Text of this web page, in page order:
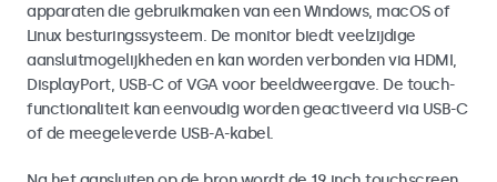
apparaten die gebruikmaken van een Windows, macOS of
Linux besturingssysteem. De monitor biedt veelzijdige
aansluitmogelijkheden en kan worden verbonden via HDMI,
DisplayPort, USB-C of VGA voor beeldweergave. De touch-
functionaliteit kan eenvoudig worden geactiveerd via USB-C
of de meegeleverde USB-A-kabel.